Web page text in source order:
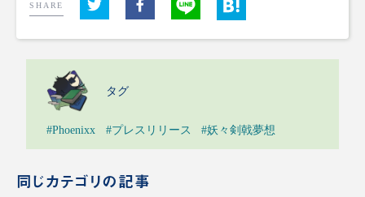
SHARE
タグ
#Phoenixx #プレスリリース #妖々剣戟夢想
同じカテゴリの記事